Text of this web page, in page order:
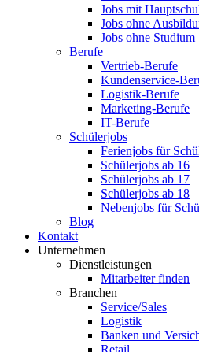
Jobs mit
Jobs ohne
Jobs ohne Studium
Berufe
Vertrieb-Berufe
Kundenservice-
Logistik-Berufe
Marketing-Berufe
IT-Berufe
Schülerjobs
Ferienjobs für
Schülerjobs ab 16
Schülerjobs ab 17
Schülerjobs ab 18
Nebenjobs für
Blog
Kontakt
Unternehmen
Dienstleistungen
Mitarbeiter finden
Branchen
Service/Sales
Logistik
Banken und
Retail